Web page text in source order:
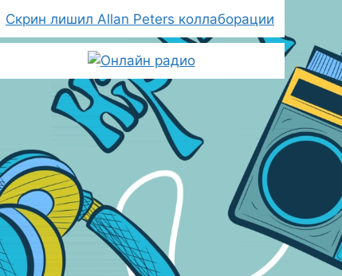
Скрин лишил Allan Peters коллаборации